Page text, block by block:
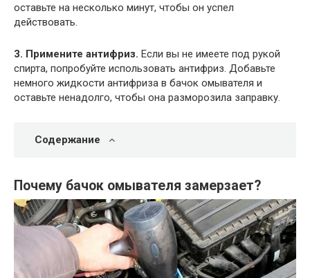
оставьте на несколько минут, чтобы он успел
действовать.
3. Примените антифриз. Если вы не имеете под рукой
спирта, попробуйте использовать антифриз. Добавьте
немного жидкости антифриза в бачок омывателя и
оставьте ненадолго, чтобы она разморозила заправку.
Содержание
Почему бачок омывателя замерзает?